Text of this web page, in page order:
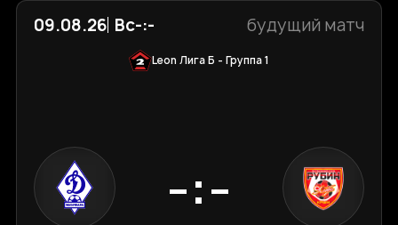
09.08.26 Вс-:- будущий матч
Leon Лига Б - Группа 1
-:-